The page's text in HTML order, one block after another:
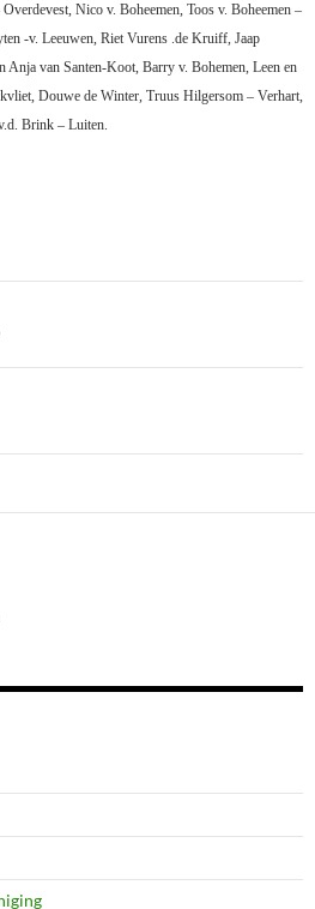
Nico v. Boheemen, Toos v. Boheemen –
-v. Leeuwen, Riet Vurens .de Kruiff, Jaap
Anja van Santen-Koot, Barry v. Bohemen, Leen en
Douwe de Winter, Truus Hilgersom – Verhart,
Brink – Luiten.